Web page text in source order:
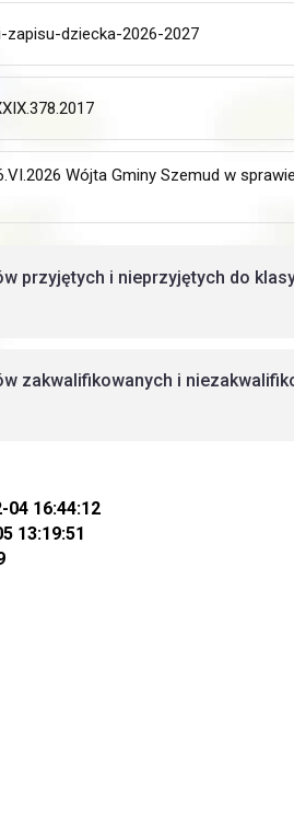
dziecka-2026-2027
Wójta Gminy Szemud w
przyjętych i nieprzyjętych do
zakwalifikowanych i
04 16:44:12
13:19:51